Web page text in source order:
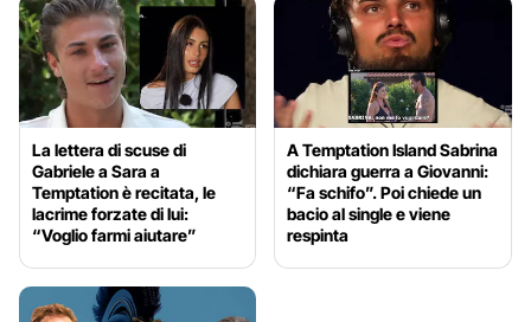
La lettera di scuse di
Gabriele a Sara a
Temptation è recitata, le
lacrime forzate di lui:
“Voglio farmi aiutare”
A Temptation Island Sabrina
dichiara guerra a Giovanni:
“Fa schifo”. Poi chiede un
bacio al single e viene
respinta